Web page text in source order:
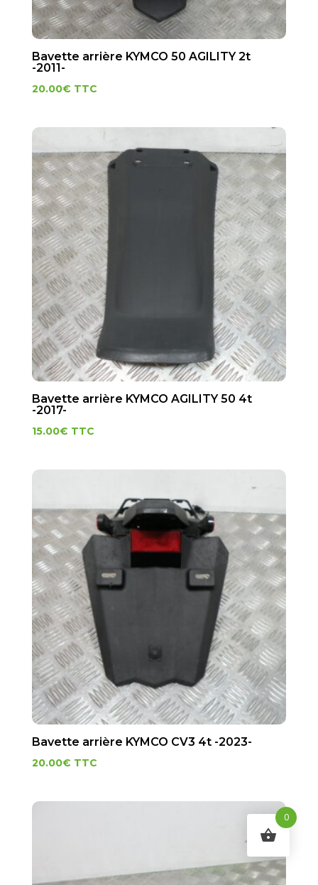
Bavette arrière KYMCO 50 AGILITY 2t
-2011-
20.00€ TTC
Bavette arrière KYMCO AGILITY 50 4t
-2017-
15.00€ TTC
Bavette arrière KYMCO CV3 4t -2023-
20.00€ TTC
0